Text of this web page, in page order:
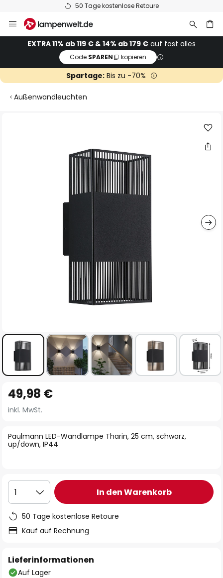
50 Tage kostenlose Retoure
Inhalt
springenEXTRA 11% ab 119 € & 14% ab 179 € auf fast alles
Code:SPAREN kopieren
Spartage:Bis zu -70%
Außenwandleuchten
Anfang
der
springen
Paulmann LED-Wandlampe Tharin, 25 cm, schwarz,
up/down, IP44
49,98 €
inkl. MwSt.
1 In den Warenkorb
50 Tage kostenlose Retoure
Kauf auf Rechnung
Lieferinformationen
Auf Lager